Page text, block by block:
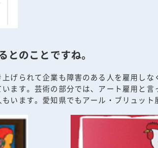
のことですね。
られて企業も障害のある人を雇用しな
ます。芸術の部分では、アート雇用と
います。愛知県でもアール・ブリュット